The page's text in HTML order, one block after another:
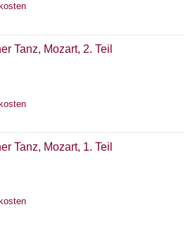
Tanz, Mozart, 2. Teil
Tanz, Mozart, 1. Teil